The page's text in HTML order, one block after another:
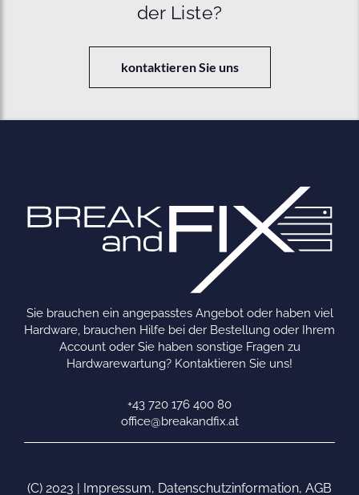
der Liste?
kontaktieren Sie uns
Sie brauchen ein angepasstes Angebot oder haben viel
Hardware, brauchen Hilfe bei der Bestellung oder Ihrem
Account oder Sie haben sonstige Fragen zu
Hardwarewartung? Kontaktieren Sie uns!
+43 720 176 400 80
office@breakandfix.at
(C) 2023 | Impressum, Datenschutzinformation, AGB